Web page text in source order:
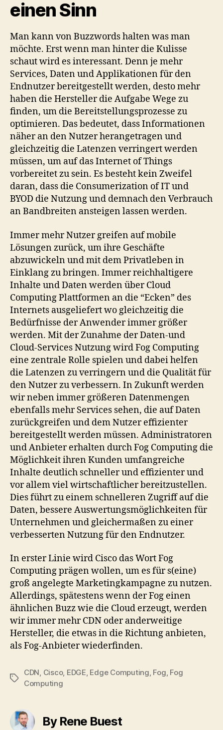
einen Sinn
Man kann von Buzzwords halten was man
möchte. Erst wenn man hinter die Kulisse
schaut wird es interessant. Denn je mehr
Services, Daten und Applikationen für den
Endnutzer bereitgestellt werden, desto mehr
haben die Hersteller die Aufgabe Wege zu
finden, um die Bereitstellungsprozesse zu
optimieren. Das bedeutet, dass Informationen
näher an den Nutzer herangetragen und
gleichzeitig die Latenzen verringert werden
müssen, um auf das Internet of Things
vorbereitet zu sein. Es besteht kein Zweifel
daran, dass die Consumerization of IT und
BYOD die Nutzung und demnach den Verbrauch
an Bandbreiten ansteigen lassen werden.
Immer mehr Nutzer greifen auf mobile
Lösungen zurück, um ihre Geschäfte
abzuwickeln und mit dem Privatleben in
Einklang zu bringen. Immer reichhaltigere
Inhalte und Daten werden über Cloud
Computing Plattformen an die “Ecken” des
Internets ausgeliefert wo gleichzeitig die
Bedürfnisse der Anwender immer größer
werden. Mit der Zunahme der Daten-und
Cloud-Services Nutzung wird Fog Computing
eine zentrale Rolle spielen und dabei helfen
die Latenzen zu verringern und die Qualität für
den Nutzer zu verbessern. In Zukunft werden
wir neben immer größeren Datenmengen
ebenfalls mehr Services sehen, die auf Daten
zurückgreifen und dem Nutzer effizienter
bereitgestellt werden müssen. Administratoren
und Anbieter erhalten durch Fog Computing die
Möglichkeit ihren Kunden umfangreiche
Inhalte deutlich schneller und effizienter und
vor allem viel wirtschaftlicher bereitzustellen.
Dies führt zu einem schnelleren Zugriff auf die
Daten, bessere Auswertungsmöglichkeiten für
Unternehmen und gleichermaßen zu einer
verbesserten Nutzung für den Endnutzer.
In erster Linie wird Cisco das Wort Fog
Computing prägen wollen, um es für s(eine)
groß angelegte Marketingkampagne zu nutzen.
Allerdings, spätestens wenn der Fog einen
ähnlichen Buzz wie die Cloud erzeugt, werden
wir immer mehr CDN oder anderweitige
Hersteller, die etwas in die Richtung anbieten,
als Fog-Anbieter wiederfinden.
Tags
CDN, Cisco, EDGE, Edge Computing, Fog, Fog
Computing
By Rene Buest